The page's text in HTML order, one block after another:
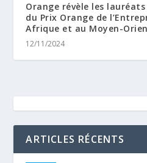
Orange révèle les
du Prix Orange de
Afrique et au Moyen-
12/11/2024
ARTICLES RÉCENTS